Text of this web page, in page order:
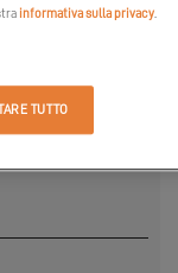
informativa sulla privacy.
TUTTO